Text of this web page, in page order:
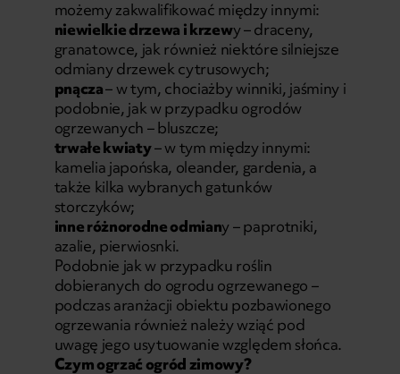
możemy zakwalifikować między innymi:
niewielkie drzewa i krzewy – draceny,
granatowce, jak również niektóre silniejsze
odmiany drzewek cytrusowych;
pnącza– w tym, chociażby winniki, jaśminy i
podobnie, jak w przypadku ogrodów
ogrzewanych – bluszcze;
trwałe kwiaty– w tym między innymi:
kamelia japońska, oleander, gardenia, a
także kilka wybranych gatunków
storczyków;
inne różnorodne odmiany – paprotniki,
azalie, pierwiosnki.
Podobnie jak w przypadku roślin
dobieranych do ogrodu ogrzewanego –
podczas aranżacji obiektu pozbawionego
ogrzewania również należy wziąć pod
uwagę jego usytuowanie względem słońca.
Czym ogrzać ogród zimowy?